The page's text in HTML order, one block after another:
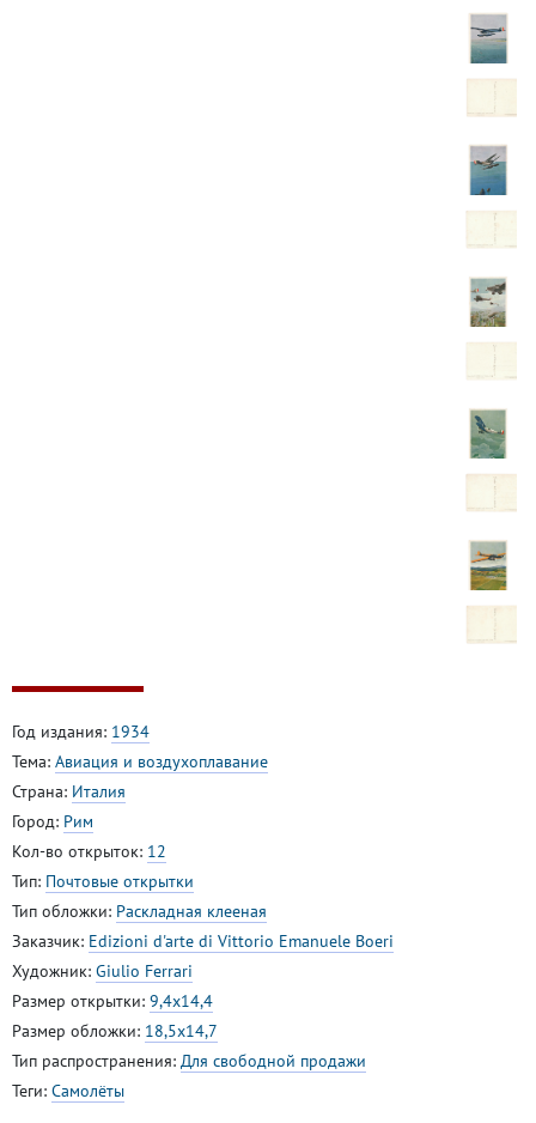
Год издания: 1934
Тема: Авиация и воздухоплавание
Страна: Италия
Город: Рим
Кол-во открыток: 12
Тип: Почтовые открытки
Тип обложки: Раскладная клееная
Заказчик: Edizioni d'arte di Vittorio Emanuele Boeri
Художник: Giulio Ferrari
Размер открытки: 9,4x14,4
Размер обложки: 18,5x14,7
Тип распространения: Для свободной продажи
Теги: Самолёты